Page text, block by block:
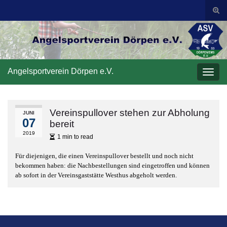
Search for:
Angelsportverein Dörpen e.V.
JUNI
07
2019
Vereinspullover stehen zur Abholung
bereit
1 min to read
Für diejenigen, die einen Vereinspullover bestellt und noch nicht
bekommen haben: die Nachbestellungen sind eingetroffen und können
ab sofort in der Vereinsgaststätte Westhus abgeholt werden.